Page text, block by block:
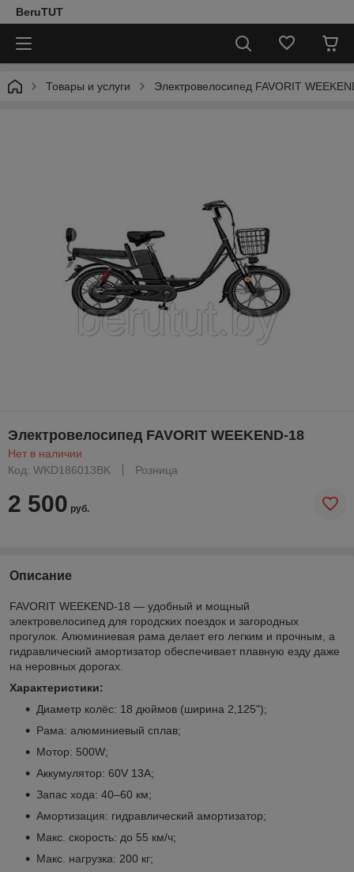
BeruTUT
Товары и услуги Электровелосипед FAVORIT
Электровелосипед FAVORIT WEEKEND-18
Нет в наличии
Код: WKD186013BK
Розница
2 500 руб.
Описание
FAVORIT WEEKEND-18 — удобный и мощный
электровелосипед для городских поездок и загородных
прогулок. Алюминиевая рама делает его легким и прочным, а
гидравлический амортизатор обеспечивает плавную езду даже
на неровных дорогах.
Характеристики:
Диаметр колёс: 18 дюймов (ширина 2,125");
Рама: алюминиевый сплав;
Мотор: 500W;
Аккумулятор: 60V 13A;
Запас хода: 40–60 км;
Амортизация: гидравлический амортизатор;
Макс. скорость: до 55 км/ч;
Макс. нагрузка: 200 кг;